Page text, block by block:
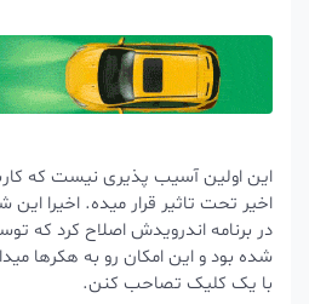
این اولین آسیب پذیری نیست که
اخیر تحت تاثیر قرار میده. اخیرا این
در برنامه اندرویدش اصلاح کرد که توسط
شده بود و این امکان رو به هکرها میداد تا
با یک کلیک تصاحب کنن.